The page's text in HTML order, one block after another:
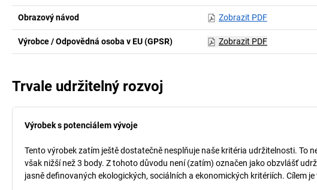
Obrazový návod Zobrazit PDF
Výrobce / Odpovědná osoba v EU (GPSR) Zobrazit PDF
Trvale udržitelný rozvoj
Výrobek s potenciálem vývoje
Tento výrobek zatím ještě dostatečně nesplňuje naše kritéria udržitelnosti. To
však nižší než 3 body. Z tohoto důvodu není (zatím) označen jako obzvlášť
jasně definovaných ekologických, sociálních a ekonomických kritériích. Cílem